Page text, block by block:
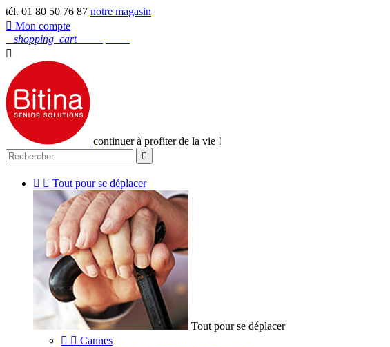
tél. 01 80 50 76 87 notre magasin
 Mon compte
shopping_cart

continuer à profiter de la vie !

  Tout pour se déplacer
Tout pour se déplacer
  Cannes